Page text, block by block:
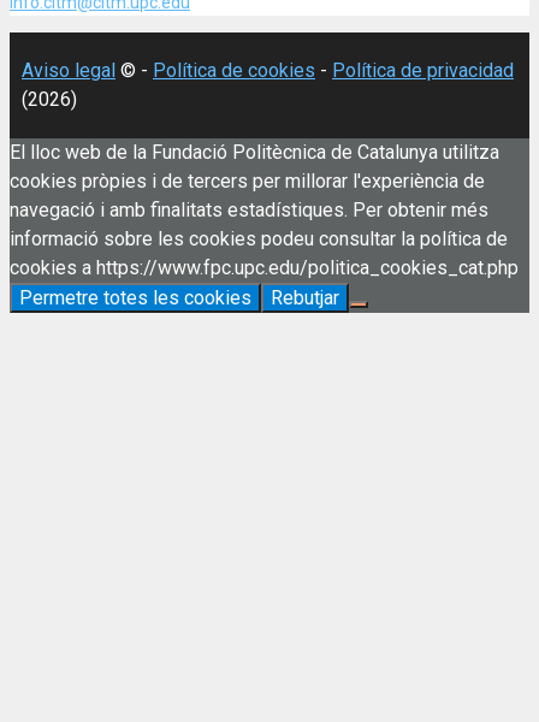
Aviso legal © - Política de cookies - Política de privacidad
(2026)
El lloc web de la Fundació Politècnica de Catalunya utilitza
cookies pròpies i de tercers per millorar l'experiència de
navegació i amb finalitats estadístiques. Per obtenir més
informació sobre les cookies podeu consultar la política de
cookies a https://www.fpc.upc.edu/politica_cookies_cat.php
Permetre totes les cookies
Rebutjar